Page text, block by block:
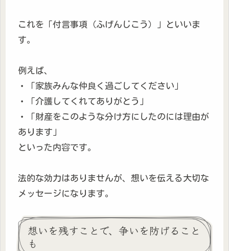
これを「付言事項（ふげんじこう）」といいま
す。
例えば、
・「家族みんな仲良く過ごしてください」
・「介護してくれてありがとう」
・「財産をこのような分け方にしたのには理由が
あります」
といった内容です。
法的な効力はありませんが、想いを伝える大切な
メッセージになります。
想いを残すことで、争いを防げること
も